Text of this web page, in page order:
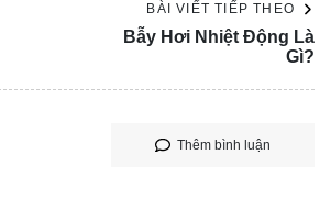
BÀI VIẾT TIẾP THEO
Bẫy Hơi Nhiệt Động Là
Gì?
Thêm bình luận